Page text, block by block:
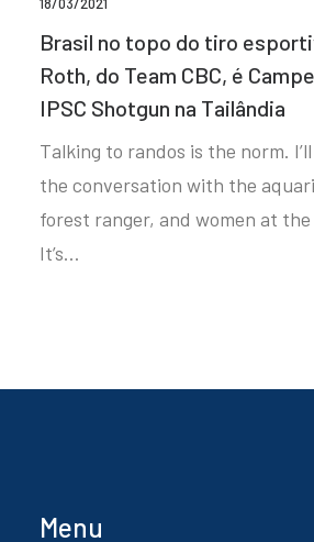
Brasil no topo do tiro
Roth, do Team CBC, é
IPSC Shotgun na Tailândia
Talking to randos is the norm.
the conversation with the
forest ranger, and women at
It’s…
Menu